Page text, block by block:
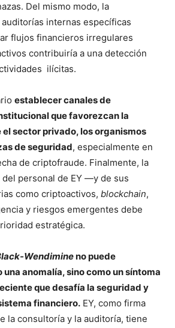
Del mismo modo, la
internas específicas
flujos financieros irregulares
contribuiría a una detección
ilícitas.
establecer canales de
que favorezcan la
sector privado, los organismos
de seguridad, especialmente en
de criptofraude. Finalmente, la
personal de EY —y de sus
como criptoactivos, blockchain,
y riesgos emergentes debe
estratégica.
Wendimineno puede
anomalía, sino como un síntoma
que desafía la seguridad y
financiero. EY, como firma
la consultoría y la auditoría, tiene